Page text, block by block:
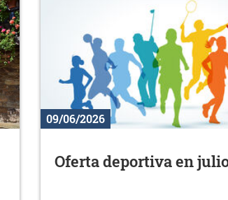
09/06/2026
Oferta deportiva en